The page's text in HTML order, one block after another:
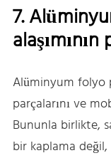
7.
Alüminyum folyo
parçalarını ve
Bununla birlikte,
bir kaplama değil,